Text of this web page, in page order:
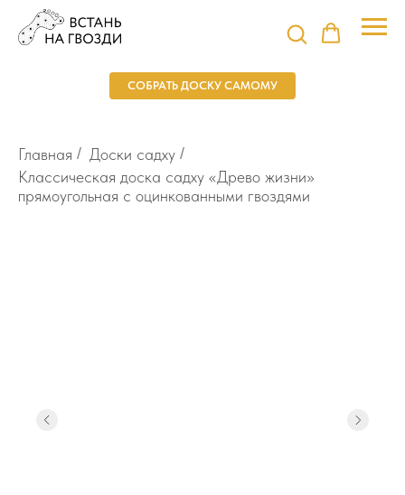
СОБРАТЬ ДОСКУ САМОМУ
Главная / Доски садху /
Классическая доска садху «Древо жизни»
прямоугольная с оцинкованными гвоздями